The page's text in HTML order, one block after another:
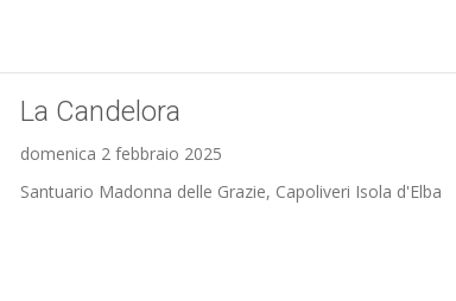
La Candelora
domenica 2 febbraio 2025
Santuario Madonna delle Grazie, Capoliveri Isola d'Elba